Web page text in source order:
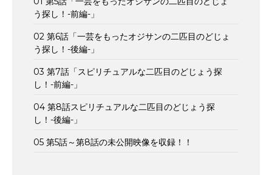
う探し！-前編-」
02 第6話「一芸をもったオジサンの二匹目のどじょ
う探し！-後編-」
03 第7話「スピリチュアルな二匹目のどじょう探
し！-前編-」
04 第8話スピリチュアルな二匹目のどじょう探
し！-後編-」
05 第5話～第8話の未公開映像を収録！！